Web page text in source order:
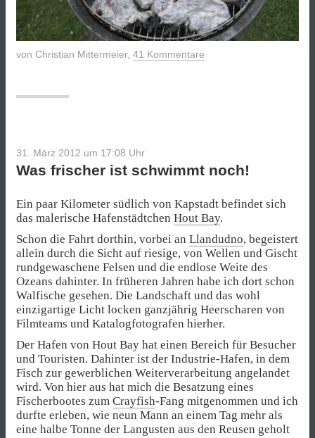
von Christian Mittermeier, 41 Kommentare
31. März 2012 um 17:08 Uhr
Was frischer ist schwimmt noch!
Ein paar Kilometer südlich von Kapstadt befindet sich
das malerische Hafenstädtchen Hout Bay.
Schon die Fahrt dorthin, vorbei an Llandudno, begeistert
allein durch die Sicht auf riesige, von Wellen und Gischt
rundgewaschene Felsen und die endlose Weite des
Ozeans dahinter. In früheren Jahren habe ich dort schon
Walfische gesehen. Die Landschaft und das wohl
einzigartige Licht locken ganzjährig Heerscharen von
Filmteams und Katalogfotografen hierher.
Der Hafen von Hout Bay hat einen Bereich für Besucher
und Touristen. Dahinter ist der Industrie-Hafen, in dem
Fisch zur gewerblichen Weiterverarbeitung angelandet
wird. Von hier aus hat mich die Besatzung eines
Fischerbootes zum Crayfish-Fang mitgenommen und ich
durfte erleben, wie neun Mann an einem Tag mehr als
eine halbe Tonne der Langusten aus den Reusen geholt